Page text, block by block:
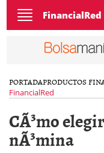
Toggle
navigation
FinancialRed
PORTADAPRODUCTOS
FinancialRed
CÃ³mo
nÃ³mina